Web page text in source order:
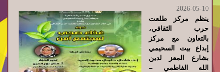
2026-05-10
ينظم مركز طلعت
حرب الثقافي،
بالتعاون مع مركز
إبداع بيت السحيمي
بشارع المعز لدين
الله الفاطمي –